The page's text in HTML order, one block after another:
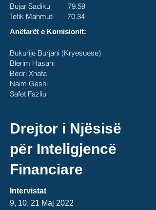
Bujar Sadiku 79.59
Tefik Mahmuti 70.34
Anëtarët e Komisionit:
Bukurije Burjani (Kryesuese)
Blerim Hasani
Bedri Xhafa
Naim Gashi
Safet Fazliu
Drejtor i Njësisë
për Inteligjencë
Financiare
Intervistat
9, 10, 21 Maj 2022